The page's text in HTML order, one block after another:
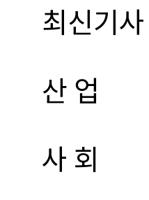
최신기사
산 업
사 회